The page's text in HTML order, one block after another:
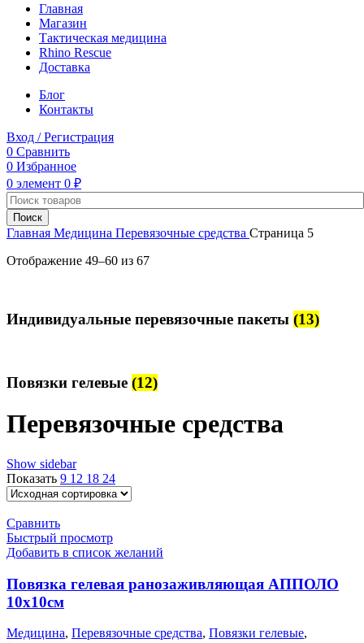
Главная
Магазин
Тактическая медицина
Rhino Rescue
Доставка
Блог
Контакты
Вход / Регистрация
0 Сравнить
0 Избранное
0 элемент 0 ₽
Поиск
Главная Медицина Перевязочные средства Страница 5
Отображение 49–60 из 67
Индивидуальные перевязочные пакеты (13)
Повязки гелевые (12)
Перевязочные средства
Show sidebar
Показать 9 12 18 24
Сравнить
Быстрый просмотр
Добавить в список желаний
Повязка гелевая ранозаживляющая АППОЛО
10х10см
Медицина, Перевязочные средства, Повязки гелевые,